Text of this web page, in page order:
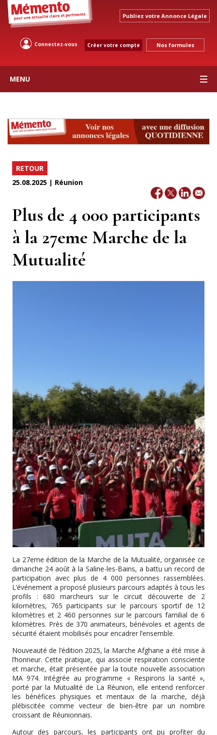
Publiez votre Annonce Légale
Connectez-vous Créer votre compte Nos formules
MENU
RETOUR
25.08.2025 | Réunion
Plus de 4 000 participants
à la 27eme Marche de la
Mutualité
La 27eme édition de la Marche de la Mutualité, organisée ce
dimanche 24 août à la Saline-les-Bains, a battu un record de
participation avec plus de 4 000 personnes rassemblées.
L’événement a proposé plusieurs parcours adaptés à tous les
profils : 680 marcheurs sur le circuit découverte de 2
kilomètres, 765 participants sur le parcours sportif de 12
kilomètres et 2 460 personnes sur le parcours familial de 6
kilomètres. Près de 370 animateurs, bénévoles et agents de
sécurité étaient mobilisés pour encadrer l’ensemble.
Nouveauté de l’édition 2025, la Marche Afghane a été mise à
l’honneur. Cette pratique, qui associe respiration consciente
et marche, était présentée par la toute nouvelle association
MA 974. Intégrée au programme « Respirons la santé »,
porté par la Mutualité de La Réunion, elle entend renforcer
les bénéfices physiques et mentaux de la marche, déjà
plébiscitée comme vecteur de bien-être par un nombre
croissant de Réunionnais.
Autour des parcours, les participants ont pu profiter du